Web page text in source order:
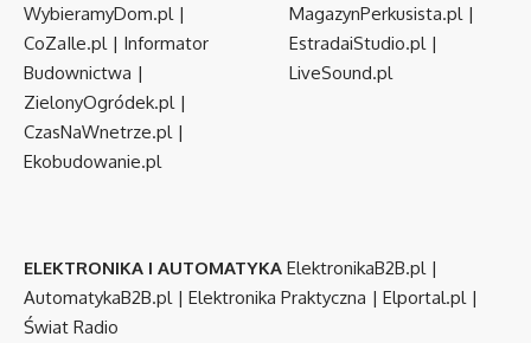
WybieramyDom.pl|
CoZaIle.pl| Informator
Budownictwa |
ZielonyOgródek.pl|
CzasNaWnetrze.pl|
Ekobudowanie.pl
MagazynPerkusista.pl|
EstradaiStudio.pl|
LiveSound.pl
ELEKTRONIKA I AUTOMATYKA ElektronikaB2B.pl|
AutomatykaB2B.pl| Elektronika Praktyczna | Elportal.pl|
Świat Radio